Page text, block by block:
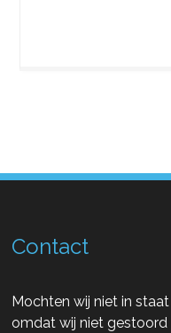
Contact
Mochten wij niet in
omdat wij niet gestoord